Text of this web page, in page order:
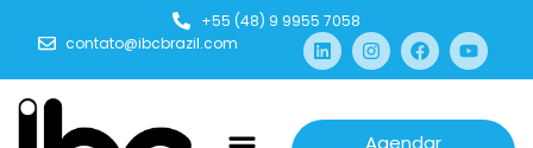
+55 (48) 9 9955 7058
contato@ibcbrazil.com